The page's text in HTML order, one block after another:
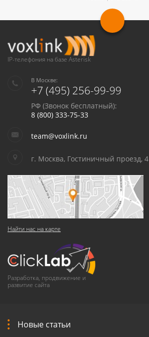
IP-телефония на базе Asterisk
В Москве:
+7 (495) 256-99-99
РФ (Звонок бесплатный):
8 (800) 333-75-33
team@voxlink.ru
г. Москва, Гостиничный проезд, 4
Найти нас на карте
Разработка, продвижение и
развитие сайта
Новые статьи